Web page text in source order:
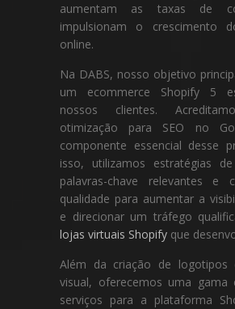
aumentam as taxas de
impulsionam o crescimento
online.
Na DABS, nosso objetivo
um ecommerce Shopify 5
nossos clientes.
otimização para SEO no
componente essencial desse
isso, utilizamos estratégias
palavras-chave relevantes e
qualidade para aumentar a
e direcionar um tráfego
lojas virtuais Shopify que
Além da criação de logotipos
visual, oferecemos uma gama
serviços para a plataforma